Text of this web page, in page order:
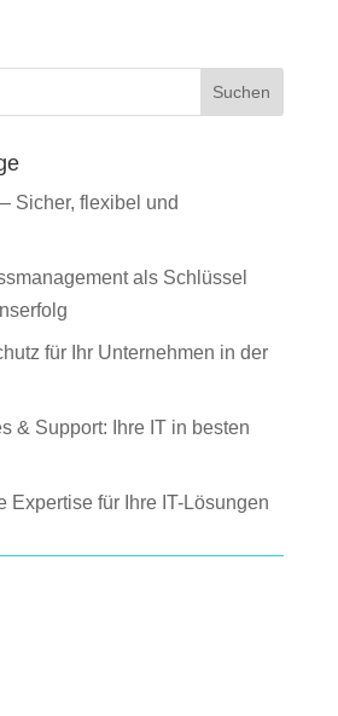
Suchen
Sicher, flexibel und
als Schlüssel
für Ihr Unternehmen in der
& Support: Ihre IT in besten
Expertise für Ihre IT-Lösungen